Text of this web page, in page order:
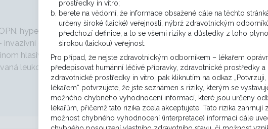
hypertenze, kolapsové stavy) se
invazivní dlaždicobuněčný dobře
hlasivky pT1N0 (dle UZ krku), st.p.
leukoplakie...
VÍCE ZDE
lokálně
Muž. MH 1967
infiltrativního
preparátu pT2
negat, skóre 1+,
1
prostředky in vitro;
berete na vědomí, že informace obsažené dále na těchto
určeny široké (laické) veřejnosti, nýbrž zdravotnickým
předchozí definice, a to se všemi riziky a důsledky z toho
širokou (laickou) veřejnost.
Pro případ, že nejste zdravotnickým odborníkem – lékařem
předepisovat humánní léčivé přípravky, zdravotnické prostředky a
zdravotnické prostředky in vitro, pak kliknutím na odkaz „Potvrzuji,
lékařem“ potvrzujete, že jste seznámen s riziky, kterým se
možného chybného vyhodnocení informací, které jsou určeny
lékařům, přičemž tato rizika zcela akceptujete. Tato rizika zahrnují
možnost chybného vyhodnocení (interpretace) informací dále